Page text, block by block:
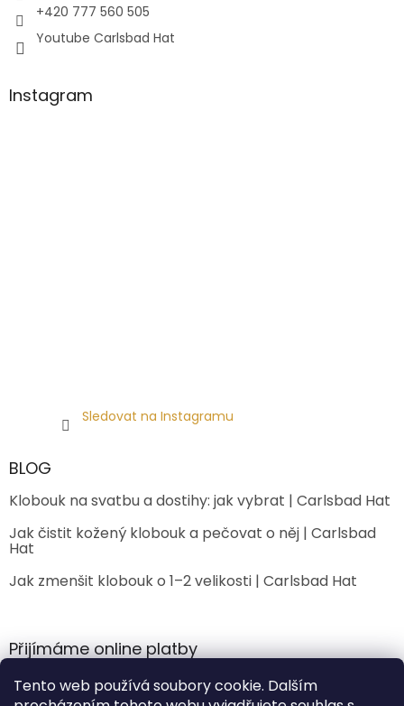
Tento web používá soubory cookie. Dalším
+420 777 560 505
Youtube Carlsbad Hat
Instagram
Sledovat na Instagramu
BLOG
Klobouk na svatbu a dostihy: jak vybrat | Carlsbad Hat
Jak čistit kožený klobouk a pečovat o něj | Carlsbad
Hat
Jak zmenšit klobouk o 1–2 velikosti | Carlsbad Hat
Přijímáme online platby